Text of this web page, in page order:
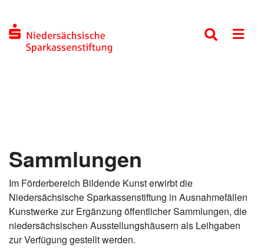
Sammlungen
Im Förderbereich Bildende Kunst erwirbt die
Niedersächsische Sparkassenstiftung in Ausnahmefällen
Kunstwerke zur Ergänzung öffentlicher Sammlungen, die
niedersächsischen Ausstellungshäusern als Leihgaben
zur Verfügung gestellt werden.